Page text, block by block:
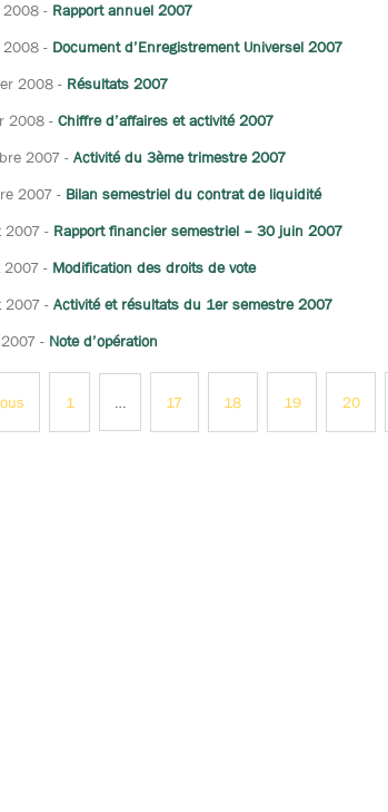
2008 - Rapport annuel 2007
2008 - Document d’Enregistrement Universel 2007
2008 - Résultats 2007
2008 - Chiffre d’affaires et activité 2007
2007 - Activité du 3ème trimestre 2007
2007 - Bilan semestriel du contrat de liquidité
2007 - Rapport financier semestriel – 30 juin 2007
2007 - Modification des droits de vote
2007 - Activité et résultats du 1er semestre 2007
- Note d’opération
1 17 18 19 20